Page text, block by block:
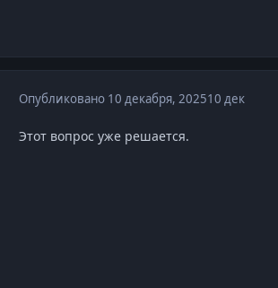
Опубликовано 10 декабря, 202510 дек
Этот вопрос уже решается.